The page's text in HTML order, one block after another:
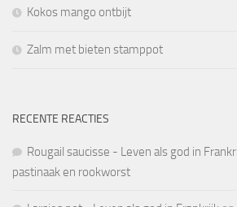
Kokos mango ontbijt
Zalm met bieten stamppot
RECENTE REACTIES
Rougail saucisse - Leven als god in
pastinaak en rookworst